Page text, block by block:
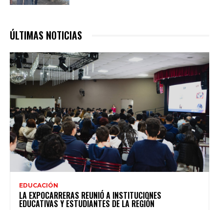
ÚLTIMAS NOTICIAS
EDUCACIÓN
LA EXPOCARRERAS REUNIÓ A INSTITUCIONES
EDUCATIVAS Y ESTUDIANTES DE LA REGIÓN